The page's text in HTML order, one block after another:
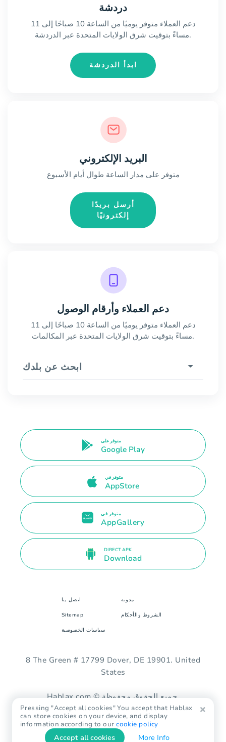
دردشة
دعم العملاء متوفر يوميًا من الساعة 10 صباحًا إلى 11
مساءً بتوقيت شرق الولايات المتحدة عبر الدردشة.
ابدأ الدردشة
البريد الإلكتروني
متوفر على مدار الساعة طوال أيام الأسبوع
أرسل بريدًا
إلكترونيًا
دعم العملاء وأرقام الوصول
دعم العملاء متوفر يوميًا من الساعة 10 صباحًا إلى 11
مساءً بتوقيت شرق الولايات المتحدة عبر المكالمات.
ابحث عن بلدك
متوفر على
Google Play
متوفر في
AppStore
متوفر في
AppGallery
DIRECT APK
Download
اتصل بنا مدونة
Sitemap الشروط والأحكام
سياسات الخصوصية
8 The Green # 17799 Dover, DE 19901. United
States
Pressing "Accept all cookies" You accept that Hablax
can store cookies on your device, and display
information according to ourcookie policy
Accept all cookies More Info